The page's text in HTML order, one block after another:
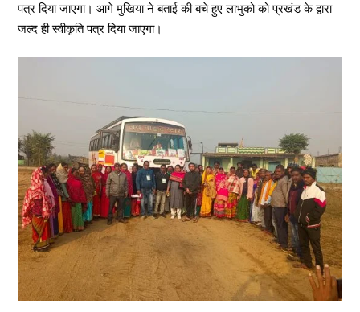
पत्र दिया जाएगा। आगे मुखिया ने बताई की बचे हुए लाभुको को प्रखंड के द्वारा
जल्द ही स्वीकृति पत्र दिया जाएगा।